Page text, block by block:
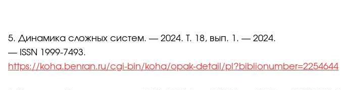
5. Динамика сложных систем. — 2024. Т. 18, вып. 1. — 2024.
— ISSN 1999-7493.
https://koha.benran.ru/cgi-bin/koha/opak-detail/pl?biblionumber=2254644